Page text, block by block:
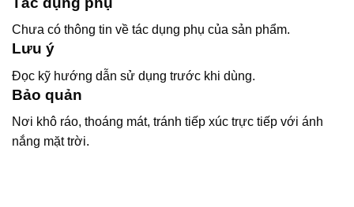
Chưa có thông tin về tác dụng phụ của sản phẩm.
Lưu ý
Đọc kỹ hướng dẫn sử dụng trước khi dùng.
Bảo quản
Nơi khô ráo, thoáng mát, tránh tiếp xúc trực tiếp với ánh
nắng mặt trời.